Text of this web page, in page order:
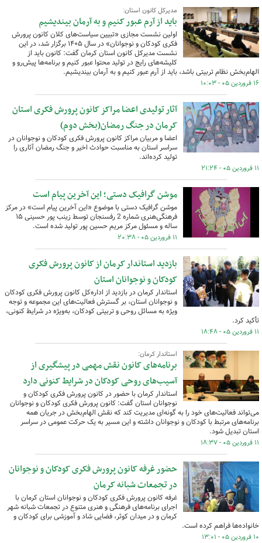
مدیرکل کانون استان:
باید از آرم عبور کنیم و به آرمان بیندیشیم
اولین نشست مجازی «تبیین سیاست‌های کلان کانون پرورش
فکری کودکان و نوجوانان» در سال ۱۴۰۵ برگزار شد، در این
نشست مدیرکل کانون استان کرمان گفت: کانون باید از
کلیشه‌های رایج در تولید محتوا عبور کنیم و برنامه‌ها پیش‌رو و
الهام‌بخش نظام تربیتی باشد، باید از آرم عبور کنیم و به آرمان بیندیشیم.
۱۶ فروردین ۰۵ - ۱۰:۰۳
آثار تولیدی اعضا مراکز کانون پرورش فکری استان
کرمان در جنگ رمضان(بخش دوم)
اعضا و مربیان مراکز کانون پرورش فکری کودکان و نوجوانان در
سراسر استان به مناسبت حوادث اخیر و جنگ رمضان آثاری را
تولید کرده‌اند.
۱۱ فروردین ۰۵ - ۲۱:۲۴
موشن گرافیک دستی؛ این آخرین پیام است
موشن گرافیک دستی با موضوع «این آخرین پیام است» در مرکز
فرهنگی‌هنری شماره 2 رفسنجان توسط زینب پور حسینی ۱۵
ساله و مسئول مرکز مریم حسین پور تولید شده است.
۱۱ فروردین ۰۵ - ۲۰:۳۸
بازدید استاندار کرمان از کانون پرورش فکری
کودکان و نوجوانان استان
استاندار کرمان در بازدید از اداره‌کل کانون پرورش فکری کودکان
و نوجوانان استان، بر گسترش فعالیت‌های این مجموعه و توجه
ویژه به مسائل روحی و تربیتی کودکان، به‌ویژه در شرایط کنونی،
تأکید کرد.
۱۱ فروردین ۰۵ - ۱۸:۴۸
استاندار کرمان:
برنامه‌های کانون نقش مهمی در پیشگیری از
آسیب‌های روحی کودکان در شرایط کنونی دارد
استاندار کرمان با حضور در کانون پرورش فکری کودکان و
نوجوانان استان گفت: کانون پرورش فکری کودکان و نوجوانان
می‌تواند فعالیت‌های خود را به گونه‌ای مدیریت کند که نقش الهام‌بخش در جریان همه
برنامه‌های مرتبط با کودکان و نوجوانان داشته و این مسیر به یک حرکت عمومی در سراسر
استان تبدیل شود.
۱۱ فروردین ۰۵ - ۱۸:۳۷
حضور غرفه کانون پرورش فکری کودکان و نوجوانان
در تجمعات شبانه کرمان
غرفه کانون پرورش فکری کودکان و نوجوانان استان کرمان با
اجرای برنامه‌های فرهنگی و هنری متنوع در تجمعات شبانه شهر
کرمان و در میدان کوثر، فضایی شاد و آموزشی برای کودکان و
خانواده‌ها فراهم کرده است.
۱۰ فروردین ۰۵ - ۱۳:۰۱